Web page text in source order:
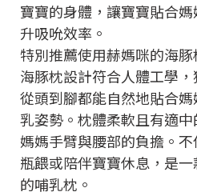
寶寶的身體，讓寶寶貼合
升吸吮效率。
特別推薦使用赫媽咪的海豚
海豚枕設計符合人體工學
從頭到腳都能自然地貼合
乳姿勢。枕體柔軟且有適
媽媽手臂與腰部的負擔。
瓶餵或陪伴寶寶休息，是
的哺乳枕。